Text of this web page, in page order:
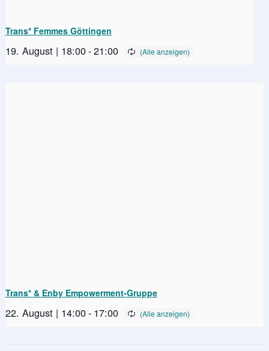
Trans* Femmes Göttingen
19. August | 18:00-21:00
Trans* & Enby Empowerment-Gruppe
22. August | 14:00- 17:00